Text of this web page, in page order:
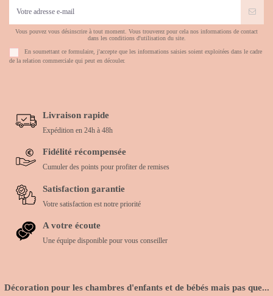
Vous pouvez vous désinscrire à tout moment. Vous trouverez pour cela nos informations de contact
dans les conditions d'utilisation du site.
En soumettant ce formulaire, j'accepte que les informations saisies soient exploitées dans le cadre
de la relation commerciale qui peut en découler.
Livraison rapide
Expédition en 24h à 48h
Fidélité récompensée
Cumuler des points pour profiter de remises
Satisfaction garantie
Votre satisfaction est notre priorité
A votre écoute
Une équipe disponible pour vous conseiller
Décoration pour les chambres d'enfants et de bébés mais pas que...